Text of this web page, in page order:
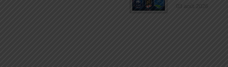
03 août 2026